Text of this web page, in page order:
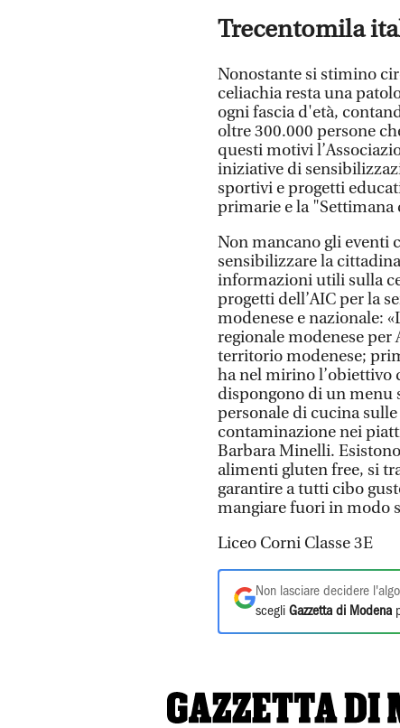
Trecentomila
Nonostante si stimino
celiachia resta una
ogni fascia d'età,
oltre 300.000 persone
questi motivi
iniziative di
sportivi e progetti
primarie e la
Non mancano gli eventi
sensibilizzare la
informazioni utili sulla
progetti dell’AIC per la
modenese e nazionale:
regionale modenese per
territorio modenese;
ha nel mirino
dispongono di un menu
personale di cucina
contaminazione nei
Barbara Minelli.
alimenti gluten free, si
garantire a tutti cibo
mangiare fuori in modo
Liceo Corni Classe 3E
Non lasciare decidere
scegli Gazzetta di Modena